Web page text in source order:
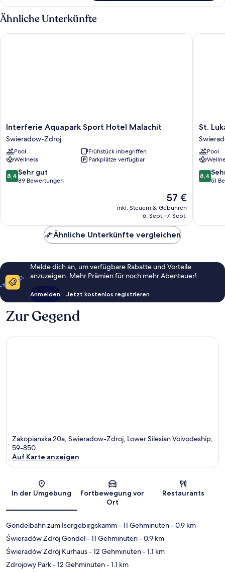
Ähnliche Unterkünfte
Interferie
Aquapark
Sport
Hotel
Malachit
Swieradow-
Zdroj
Interferie Aquapark Sport Hotel Malachit
Swieradow-Zdroj
Pool
Frühstück inbegriffen
Wellness
Parkplätze verfügbar
8.4
von
Bewertungen
8,4 Sehr gut
89 Bewertungen
Der
Preis
beträgt
57 €
inkl. Steuern & Gebühren
6. Sept.–7. Sept.
Interferie Aquapark Sport Hotel Malachit
St.
Lukas
Medical
&
SPA
Zdroj
St.
Pool
8.4
von
8,4
51
St.
Ähnliche Unterkünfte vergleichen
Melde dich an, um verfügbare Rabatte und Vorteile
anzuzeigen. Mehr Prämien für noch mehr Abenteuer!
Anmelden Jetzt kostenlos registrieren
Zur Gegend
Zakopianska 20a, Swieradow-Zdroj, Lower Silesian Voivodeship,
59-850
Auf Karte anzeigen
In der Umgebung
Fortbewegung vor
Ort
Restaurants
Gondelbahn zum Isergebirgskamm- 11 Gehminuten- 0.9 km
Świeradów Zdrój Gondel- 11 Gehminuten- 0.9 km
Świeradów Zdrój Kurhaus- 12 Gehminuten- 1.1 km
Zdrojowy Park- 12 Gehminuten- 1.1 km